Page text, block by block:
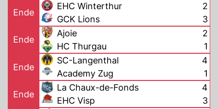
Ende
EHC Winterthur
GCK Lions
2
3
Ende
Ajoie
HC Thurgau
2
1
Ende
SC-Langenthal
Academy Zug
4
1
Ende
La Chaux-de-Fonds
EHC Visp
4
3